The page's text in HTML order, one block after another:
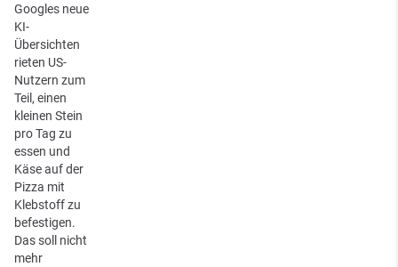
Googles neue
KI-
Übersichten
rieten US-
Nutzern zum
Teil, einen
kleinen Stein
pro Tag zu
essen und
Käse auf der
Pizza mit
Klebstoff zu
befestigen.
Das soll nicht
mehr